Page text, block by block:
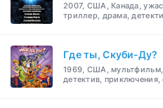
2007, США, Канада,
триллер, драма,
Где ты, Скуби-Ду?
1969, США,
детектив,